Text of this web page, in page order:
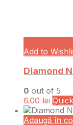
Add to
Diamond
0 out of 5
6.00 lei
Adaugă în